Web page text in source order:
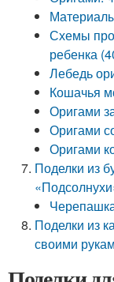
Схемы
ребенка
Лебедь
Кошачья
Оригами
Оригами
Оригами
Поделки из
Поделки из
своими